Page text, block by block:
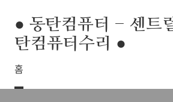
● 동탄컴퓨터 - 센트
탄컴퓨터수리 ●
홈